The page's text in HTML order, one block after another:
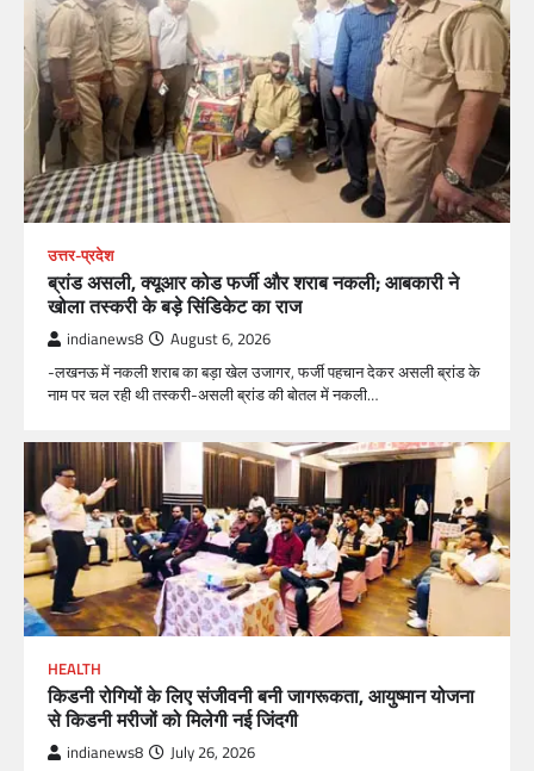
उत्तर-प्रदेश
ब्रांड असली, क्यूआर कोड फर्जी और शराब नकली; आबकारी ने
खोला तस्करी के बड़े सिंडिकेट का राज
indianews8 August 6, 2026
-लखनऊ में नकली शराब का बड़ा खेल उजागर, फर्जी पहचान देकर असली ब्रांड के
नाम पर चल रही थी तस्करी-असली ब्रांड की बोतल में नकली…
HEALTH
किडनी रोगियों के लिए संजीवनी बनी जागरूकता, आयुष्मान योजना
से किडनी मरीजों को मिलेगी नई जिंदगी
indianews8 July 26, 2026